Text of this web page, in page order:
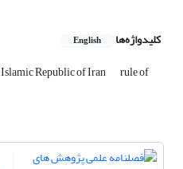
کلیدواژه‌ها English
Islamic Republic of Iran rule of